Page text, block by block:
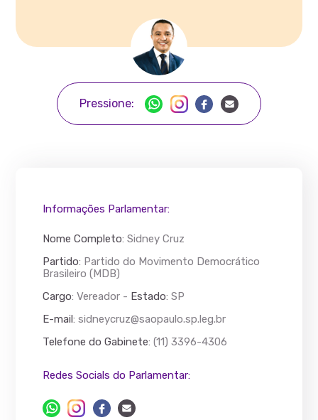
Pressione:
Informações Parlamentar:
Nome Completo:Sidney Cruz
Partido: Partido do Movimento Democrático
Brasileiro (MDB)
Cargo: Vereador - Estado: SP
E-mail:sidneycruz@saopaulo.sp.leg.br
Telefone do Gabinete: (11) 3396-4306
Redes Socials do Parlamentar: